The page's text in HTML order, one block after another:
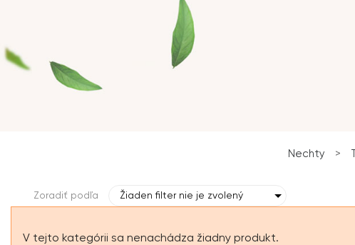
Nechty >
Zoradiť podľa Žiaden filter nie je zvolený
V tejto kategórii sa nenachádza žiadny produkt.